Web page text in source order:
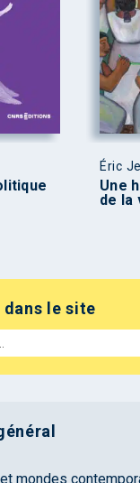
Éric
Une
de la
dans le site
mondes